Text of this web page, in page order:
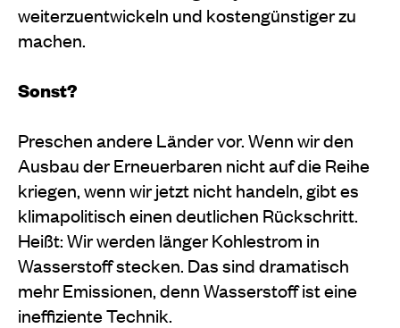
weiterzuentwickeln und kostengünstiger zu
machen.
Sonst?
Preschen andere Länder vor. Wenn wir den
Ausbau der Erneuerbaren nicht auf die Reihe
kriegen, wenn wir jetzt nicht handeln, gibt es
klimapolitisch einen deutlichen Rückschritt.
Heißt: Wir werden länger Kohlestrom in
Wasserstoff stecken. Das sind dramatisch
mehr Emissionen, denn Wasserstoff ist eine
ineffiziente Technik.